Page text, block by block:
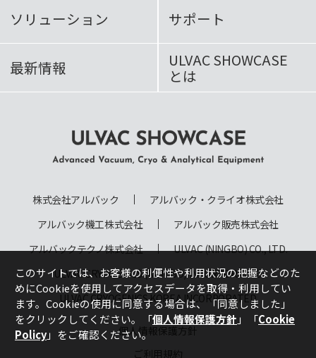
ソリューション サポート
最新情報 ULVAC SHOWCASE
とは
Vacuum, Cryo & Analytical
Equipment
株式会社アルバック
アルバック・クライオ株式会社
アルバック機工株式会社
アルバック販売株式会社
アルバックテクノ株式会社
ULVAC (NINGBO) CO., LTD.
ULVAC CRYOGENICS (NINGBO) INCORPORATED
ULVAC CRYOGENICS KOREA INCORPORATED
個人情報保護方針
ご利用規約
このサイトでは、お客様の利便性や利用状況の把握などのた
めにCookieを使用してアクセスデータを取得・利用してい
ます。Cookieの使用に同意する場合は、「同意しました」
をクリックしてください。「個人情報保護方針 」「Cookie
Policy」をご確認ください。